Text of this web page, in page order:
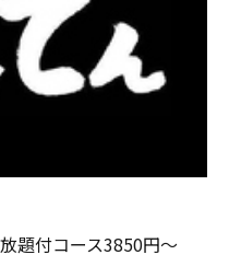
題付コース3850円～